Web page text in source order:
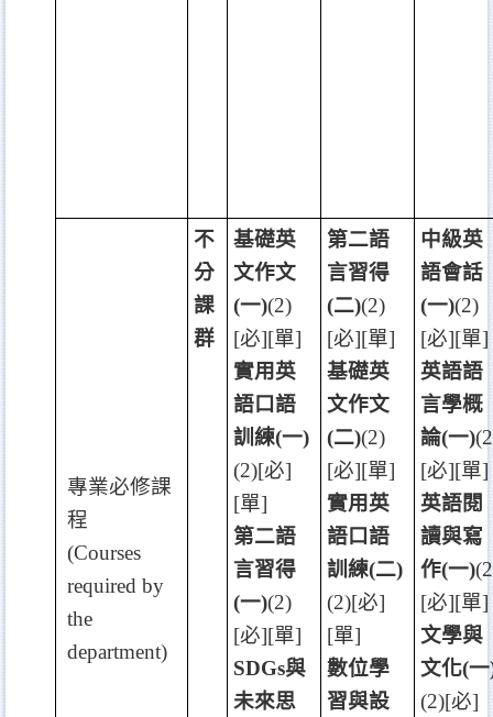
專業必修課
程
(Courses
required by
the
department)
不
分
課
群
基礎英
文作文
(一)(2)
[必][單]
實用英
語口語
訓練(一)
(2)[必]
[單]
第二語
言習得
(一)(2)
[必][單]
SDGs與
未來思
第二語
言習得
(二)(2)
[必][單]
基礎英
文作文
(二)(2)
[必][單]
實用英
語口語
訓練(二)
(2)[必]
[單]
數位學
習與設
中級英
語會話
(一)(2)
[必][單]
英語語
言學概
論(一)
[必][單]
英語閱
讀與寫
作(一)
[必][單]
文學與
文化(一
(2)[必]